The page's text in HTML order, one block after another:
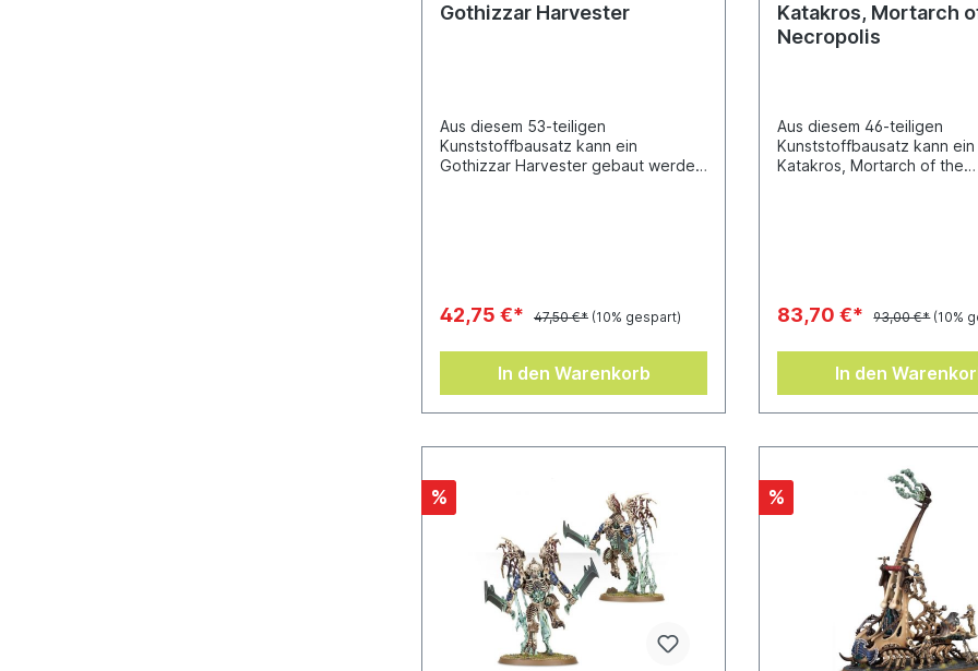
Gothizzar Harvester
Aus diesem 53-teiligen
Kunststoffbausatz kann ein
Gothizzar Harvester gebaut werden
42,75 €* 47,50 €* (10% gespart)
In den Warenkorb
Katakros, Mortarch
Necropolis
Aus diesem 46-teiligen
Kunststoffbausatz kann ein
Katakros, Mortarch of the
83,70 €* 93,00 €* (10%
In den
% %